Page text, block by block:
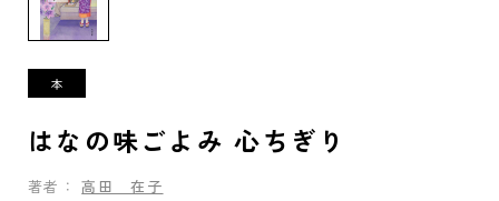
はなの味ごよみ 心ちぎり
著者： 高田 在子